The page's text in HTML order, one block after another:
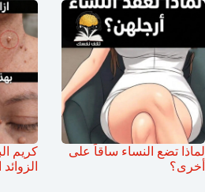
لماذا تضع النساء ساقاً على
أخرى؟
كريم